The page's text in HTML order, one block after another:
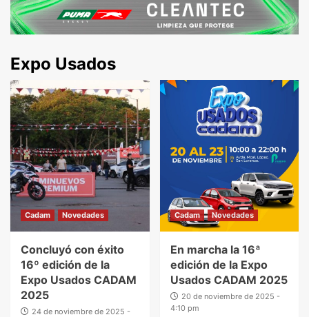
Expo Usados
Cadam Novedades
Concluyó con éxito
16º edición de la
Expo Usados CADAM
2025
24 de noviembre de 2025 -
Cadam Novedades
En marcha la 16ª
edición de la Expo
Usados CADAM 2025
20 de noviembre de 2025 -
4:10 pm